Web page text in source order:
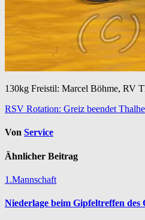
130kg Freistil: Marcel Böhme, RV
Beitragsnavigation
RSV Rotation: Greiz beendet
Von Service
Ähnlicher Beitrag
1.Mannschaft
Niederlage beim Gipfeltreffen des